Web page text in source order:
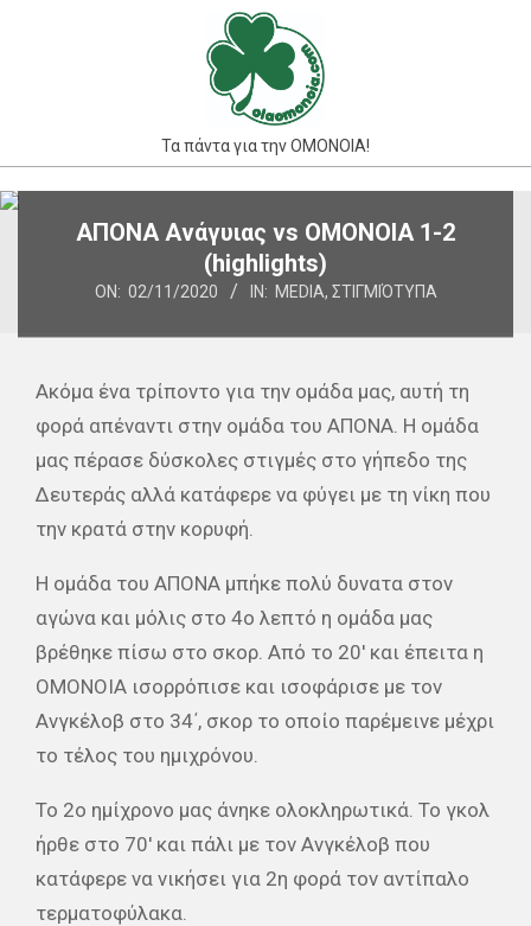
Τα πάντα για την ΟΜΟΝΟΙΑ!
Primary
NavigationΑΠΟΝΑ Ανάγυιας vs ΟΜΟΝΟΙΑ 1-2
(highlights)
ON: 02/11/2020 IN: MEDIA, ΣΤΙΓΜΙΌΤΥΠΑ
Ακόμα ένα τρίποντο για την ομάδα μας, αυτή τη
φορά απέναντι στην ομάδα του ΑΠΟΝΑ. Η ομάδα
μας πέρασε δύσκολες στιγμές στο γήπεδο της
Δευτεράς αλλά κατάφερε να φύγει με τη νίκη που
την κρατά στην κορυφή.
Η ομάδα του ΑΠΟΝΑ μπήκε πολύ δυνατα στον
αγώνα και μόλις στο 4ο λεπτό η ομάδα μας
βρέθηκε πίσω στο σκορ. Από το 20′ και έπειτα η
ΟΜΟΝΟΙΑ ισορρόπισε και ισοφάρισε με τον
Ανγκέλοβ στο 34΄, σκορ το οποίο παρέμεινε μέχρι
το τέλος του ημιχρόνου.
Το 2ο ημίχρονο μας άνηκε ολοκληρωτικά. Το γκολ
ήρθε στο 70′ και πάλι με τον Ανγκέλοβ που
κατάφερε να νικήσει για 2η φορά τον αντίπαλο
τερματοφύλακα.